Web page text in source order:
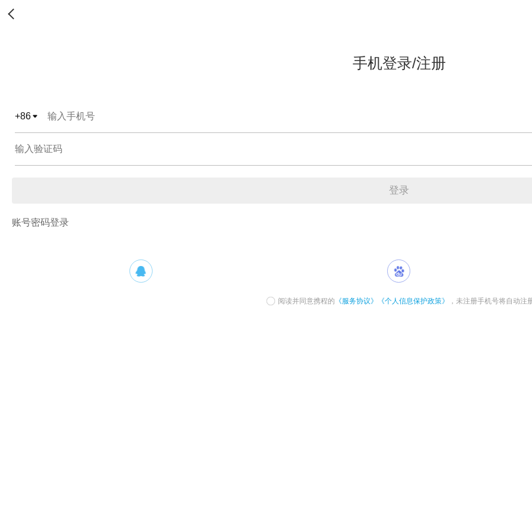
手机登录/注册
+86
登录
账号密码登录
阅读并同意携程的 《服务协议》 《个人信息保护政策》 ，未注册手机号将自动注